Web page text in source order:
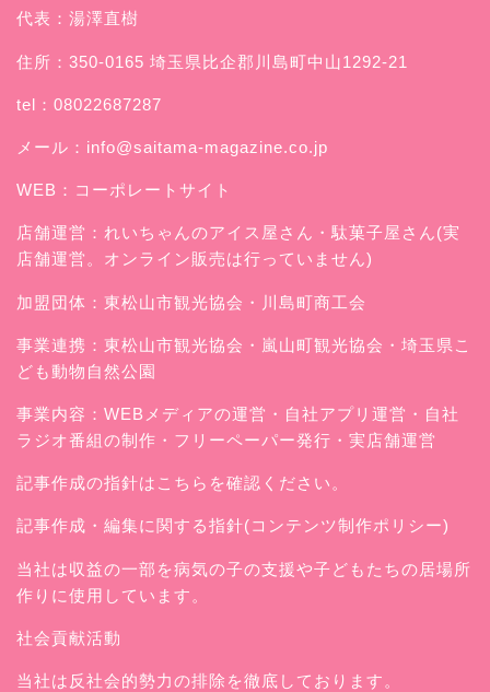
代表：湯澤直樹
住所：350-0165 埼玉県比企郡川島町中山1292-21
tel：08022687287
メール： info@saitama-magazine.co.jp
WEB： コーポレートサイト
店舗運営： れいちゃんのアイス屋さん ・駄菓子屋さん(実
店舗運営。オンライン販売は行っていません)
加盟団体：東松山市観光協会・川島町商工会
事業連携：東松山市観光協会・嵐山町観光協会・埼玉県こ
ども動物自然公園
事業内容：WEBメディアの運営・自社アプリ運営・自社
ラジオ番組の制作・フリーペーパー発行・実店舗運営
記事作成の指針はこちらを確認ください。
記事作成・編集に関する指針(コンテンツ制作ポリシー)
当社は収益の一部を病気の子の支援や子どもたちの居場所
作りに使用しています。
社会貢献活動
当社は反社会的勢力の排除を徹底しております。